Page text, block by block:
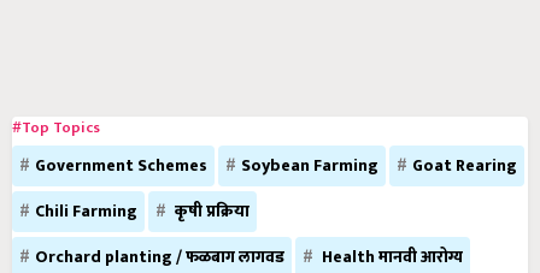
#Top Topics
Government Schemes Soybean Farming
Goat Rearing
Chili Farming
कृषी प्रक्रिया
Orchard planting / फळबाग लागवड
Health मानवी आरोग्य